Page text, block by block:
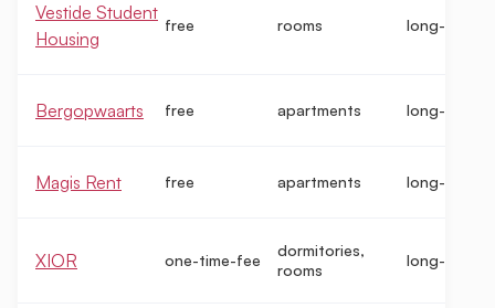
Vestide Student
Housing
free rooms long-term
Bergopwaarts free apartments long-term
Magis Rent free apartments long-term
XIOR one-time-fee
dormitories,
rooms
long-term